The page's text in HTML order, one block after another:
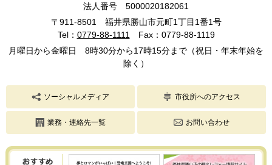
法人番号 5000020182061
〒911-8501 福井県勝山市元町1丁目1番1号
Tel： 0779-88-1111
Fax：0779-88-1119
月曜日から金曜日 8時30分から17時15分まで（祝日・年末年始を
除く）
ソーシャルメディア 市役所へのアクセス
業務・連絡先一覧 お問い合わせ